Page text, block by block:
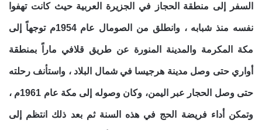
السفر إلى منطقة الحجاز في الجزيرة العربية حيث كانت تهفوا
نفسه منذ شبابه ، وانطلق من الصومال عام 1954م توجهاً إلى
مكة المكرمة والمدينة المنورة عن طريق قلافي ماراً بمنطقة
أواري حتى وصل مدينة هرجيسا في شمال البلاد ، واستأنف رحلته
حتى وصل الحجار عبر اليمن، وكان وصوله إلى مكة عام 1961م ،
وتمكن أداء فريضة الحج في هذه السنة ثم بعد ذلك انتظم إلى